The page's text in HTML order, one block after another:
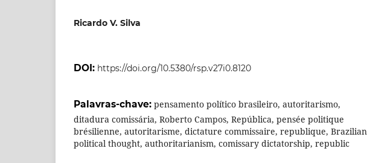
Ricardo V. Silva
DOI: https://doi.org/10.5380/rsp.v27i0.8120
Palavras-chave: pensamento político brasileiro, autoritarismo,
ditadura comissária, Roberto Campos, República, pensée politique
brésilienne, autoritarisme, dictature commissaire, republique, Brazilian
political thought, authoritarianism, comissary dictatorship, republic